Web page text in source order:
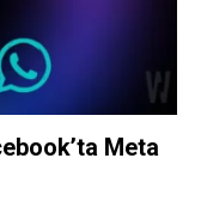
Meta